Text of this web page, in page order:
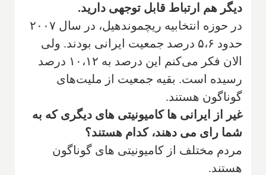
دیگر هم ارتباط قابل توجهی دارید.
در حوزه انتخابیه ریچموند‌هیل، در سال ۲۰۰۷
حدود ۵،۶ درصد جمعیت ایرانی بودند. ولی
الان فکر می‌کنم این درصد به ۱۰،۱۲ درصد
رسیده است. بقیه جمعیت از ملیت‌های
گوناگون هستند.
غیر از ایرانی ها کامیونیتی های دیگری که به
شما رای می دهند، کدام هستند؟
مردم مختلف از کامیونیتی های گوناگون
هستند.